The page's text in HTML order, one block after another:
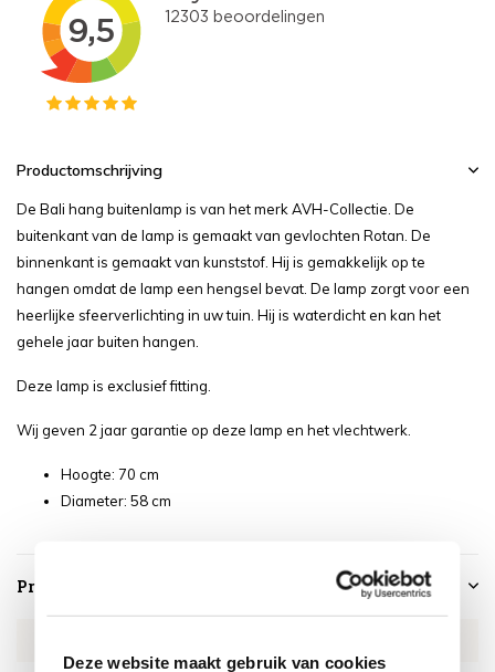
Deze website maakt gebruik van cookies
Productomschrijving
De Bali hang buitenlamp is van het merk AVH-Collectie. De
buitenkant van de lamp is gemaakt van gevlochten Rotan. De
binnenkant is gemaakt van kunststof. Hij is gemakkelijk op te
hangen omdat de lamp een hengsel bevat. De lamp zorgt voor een
heerlijke sfeerverlichting in uw tuin. Hij is waterdicht en kan het
gehele jaar buiten hangen.
Deze lamp is exclusief fitting.
Wij geven 2 jaar garantie op deze lamp en het vlechtwerk.
Hoogte: 70 cm
Diameter: 58 cm
Productspecificaties